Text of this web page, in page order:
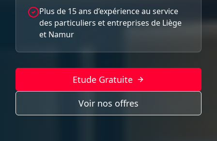
Plus de 15 ans d’expérience au service
des particuliers et entreprises de Liège
et Namur
Etude Gratuite
Voir nos offres